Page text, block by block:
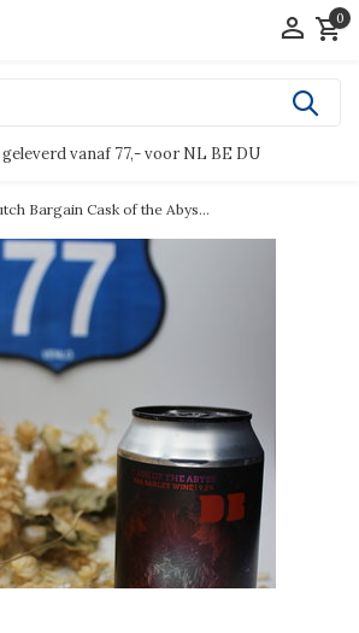
0
vanaf 77,- voor NL BE DU
Bargain Cask of the Abys...